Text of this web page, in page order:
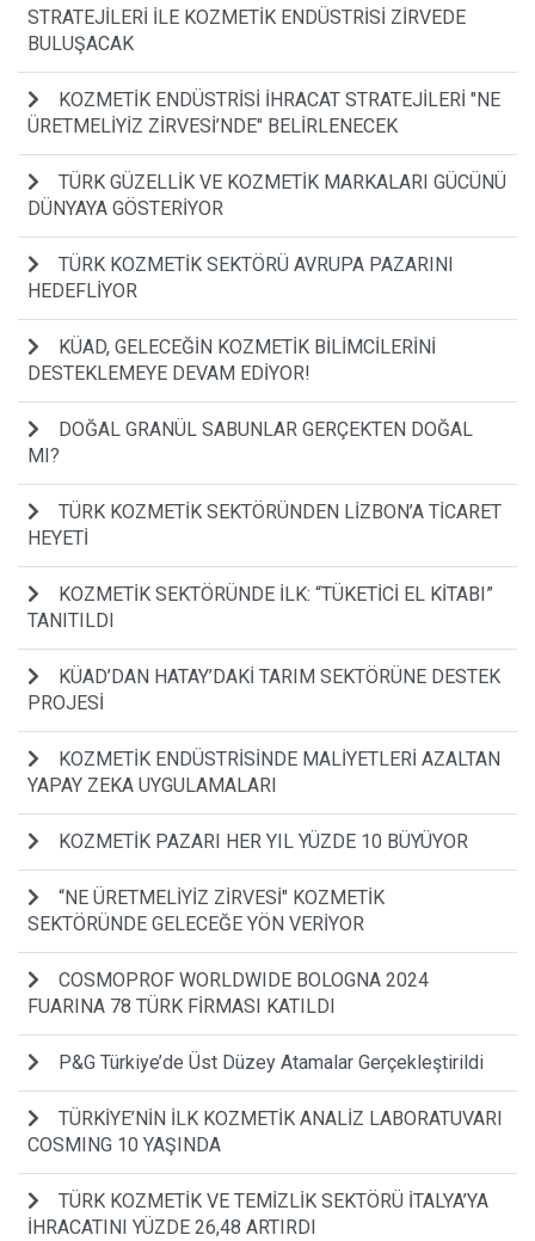
STRATEJİLERİ İLE KOZMETİK ENDÜSTRİSİ ZİRVEDE
BULUŞACAK
KOZMETİK ENDÜSTRİSİ İHRACAT STRATEJİLERİ "NE
ÜRETMELİYİZ ZİRVESİ’NDE" BELİRLENECEK
TÜRK GÜZELLİK VE KOZMETİK MARKALARI GÜCÜNÜ
DÜNYAYA GÖSTERİYOR
TÜRK KOZMETİK SEKTÖRÜ AVRUPA PAZARINI
HEDEFLİYOR
KÜAD, GELECEĞİN KOZMETİK BİLİMCİLERİNİ
DESTEKLEMEYE DEVAM EDİYOR!
DOĞAL GRANÜL SABUNLAR GERÇEKTEN DOĞAL
MI?
TÜRK KOZMETİK SEKTÖRÜNDEN LİZBON’A TİCARET
HEYETİ
KOZMETİK SEKTÖRÜNDE İLK: “TÜKETİCİ EL KİTABI”
TANITILDI
KÜAD’DAN HATAY’DAKİ TARIM SEKTÖRÜNE DESTEK
PROJESİ
KOZMETİK ENDÜSTRİSİNDE MALİYETLERİ AZALTAN
YAPAY ZEKA UYGULAMALARI
KOZMETİK PAZARI HER YIL YÜZDE 10 BÜYÜYOR
“NE ÜRETMELİYİZ ZİRVESİ" KOZMETİK
SEKTÖRÜNDE GELECEĞE YÖN VERİYOR
COSMOPROF WORLDWIDE BOLOGNA 2024
FUARINA 78 TÜRK FİRMASI KATILDI
P&G Türkiye’de Üst Düzey Atamalar Gerçekleştirildi
TÜRKİYE’NİN İLK KOZMETİK ANALİZ LABORATUVARI
COSMING 10 YAŞINDA
TÜRK KOZMETİK VE TEMİZLİK SEKTÖRÜ İTALYA’YA
İHRACATINI YÜZDE 26,48 ARTIRDI